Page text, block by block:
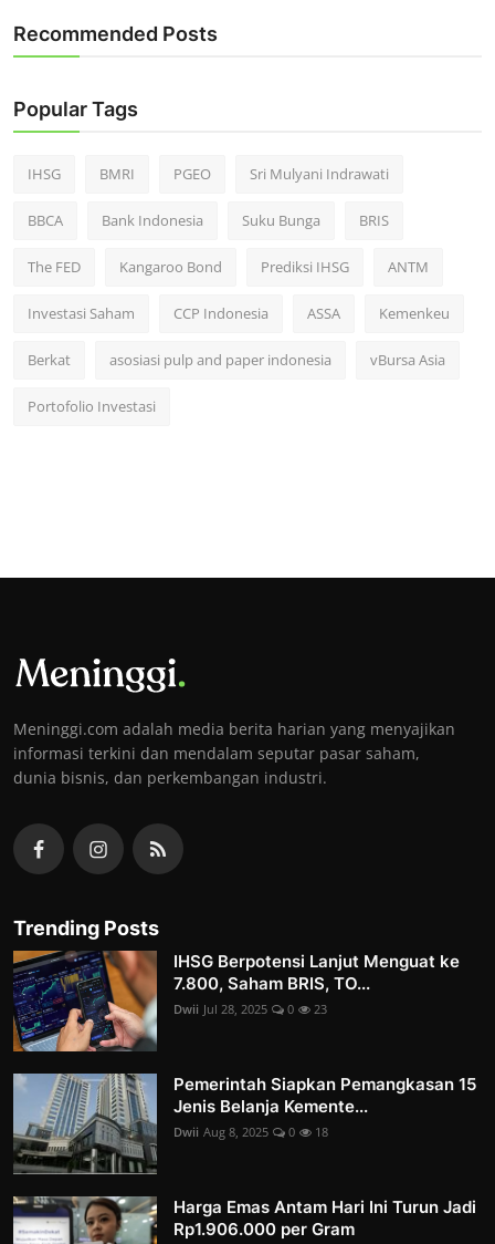
Recommended Posts
Popular Tags
IHSG BMRI PGEO Sri Mulyani Indrawati
BBCA Bank Indonesia Suku Bunga BRIS
The FED Kangaroo Bond Prediksi IHSG ANTM
Investasi Saham CCP Indonesia ASSA Kemenkeu
Berkat asosiasi pulp and paper indonesia vBursa Asia
Portofolio Investasi
Meninggi.com adalah media berita harian yang menyajikan
informasi terkini dan mendalam seputar pasar saham,
dunia bisnis, dan perkembangan industri.
Trending Posts
IHSG Berpotensi Lanjut Menguat ke
7.800, Saham BRIS, TO...
Dwii Jul 28, 2025 0 23
Pemerintah Siapkan Pemangkasan 15
Jenis Belanja Kemente...
Dwii Aug 8, 2025 0 18
Harga Emas Antam Hari Ini Turun Jadi
Rp1.906.000 per Gram